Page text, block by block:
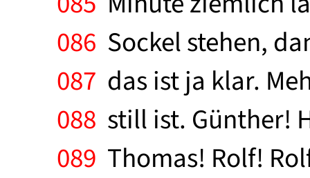
086 Sockel stehen,
087 das ist ja klar.
088 still ist. Günther!
089 Thomas! Rolf!